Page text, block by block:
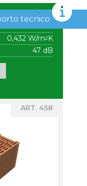
tamponamento
0,432 W/m2 K
47 dB
ART. 458
tecnico